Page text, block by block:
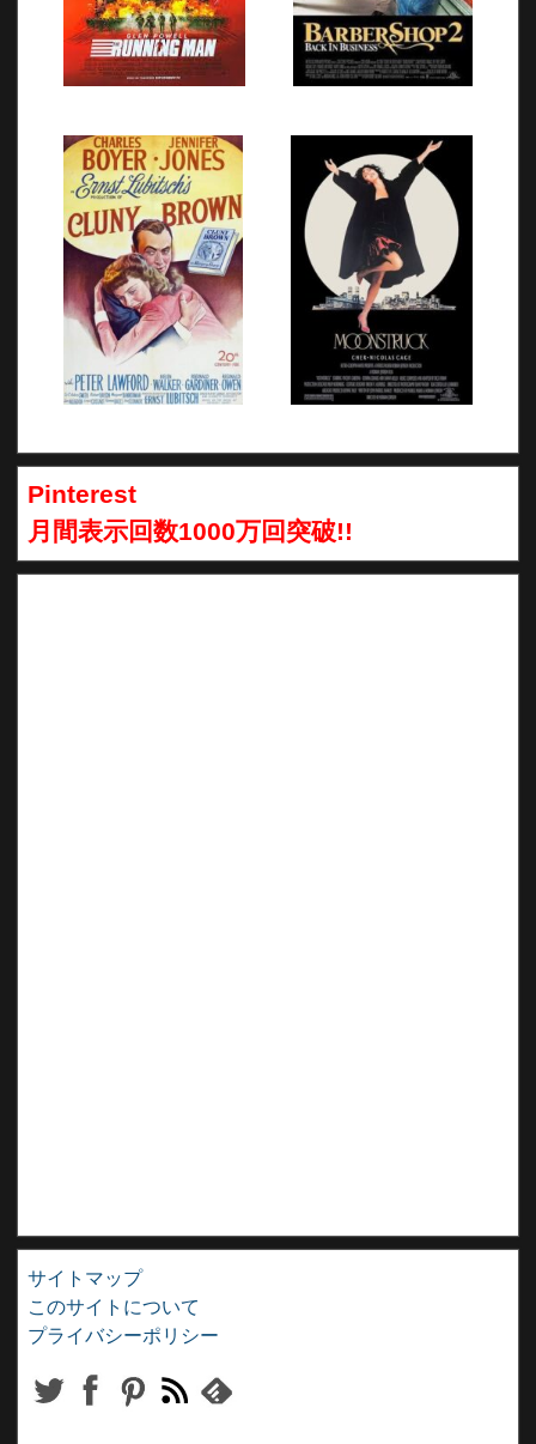
Pinterest
月間表示回数1000万回突破!!
サイトマップ
このサイトについて
プライバシーポリシー